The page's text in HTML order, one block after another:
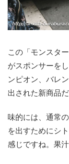
この「モンスタ
がスポンサーを
ンピオン、バレ
出された新商品だ
味的には、通常
を出すためにシ
感じですね。果